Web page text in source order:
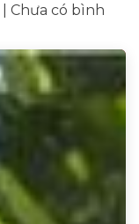
| Chưa có bình